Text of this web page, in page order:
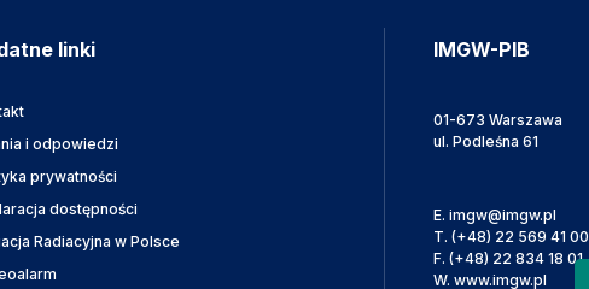
linki
i odpowiedzi
prywatności
dostępności
Radiacyjna w Polsce
IMGW-PIB
01-673 Warszawa
ul. Podleśna 61
E. imgw@imgw.pl
T. (+48) 22 569 41 00
F. (+48) 22 834 18 01
W. www.imgw.pl